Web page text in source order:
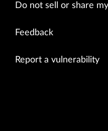
Do not sell or share
Feedback
Report a vulnerability